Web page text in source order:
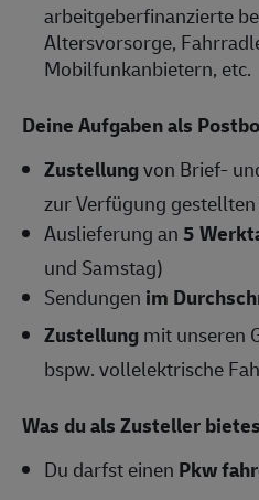
arbeitgeberfinanzierte
Altersvorsorge,
Mobilfunkanbietern, etc.
Deine Aufgaben als
Zustellungvon Brief-
zur Verfügung
Auslieferung an5
und Samstag)
Sendungen im
Zustellungmit unseren
bspw. vollelektrische
Was du als Zusteller
Du darfst einen Pkw